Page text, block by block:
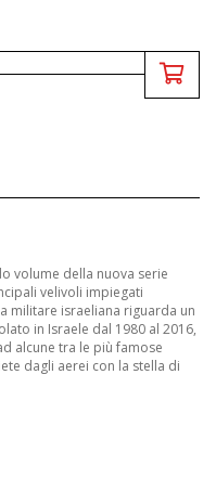
volume della nuova serie
velivoli impiegati
militare israeliana riguarda un
in Israele dal 1980 al 2016,
alcune tra le più famose
dagli aerei con la stella di